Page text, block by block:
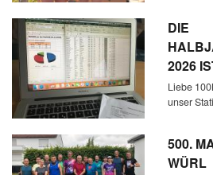
DIE
2026
Liebe
unser
500.
WÜRL